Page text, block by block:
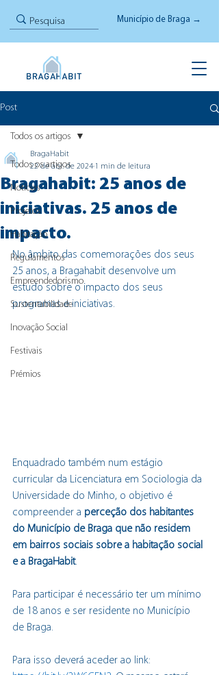
Município de Braga →
Post
Todos os artigos
Notícias
Projetos
Habitação
Regulamentos
Empreendedorismo
Sustentabilidade
Inovação Social
Festivais
Prémios
Todos os artigos
Bragahabit: 25 anos de
iniciativas. 25 anos de
impacto.
BragaHabit
22 de abr. de 2024 1 min de leitura
No âmbito das comemorações dos seus
25 anos, a Bragahabit desenvolve um
estudo sobre o impacto dos seus
programas e iniciativas.
Enquadrado também num estágio
curricular da Licenciatura em Sociologia da
Universidade do Minho, o objetivo é
compreender a perceção dos habitantes
do Município de Braga que não residem
em bairros sociais sobre a habitação social
e a BragaHabit.
Para participar é necessário ter um mínimo
de 18 anos e ser residente no Município
de Braga.
Para isso deverá aceder ao link: